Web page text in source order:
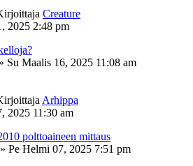
Creature
2025 2:48 pm
» Su Maalis 16, 2025 11:08 am
Arhippa
2025 11:30 am
polttoaineen mittaus
» Pe Helmi 07, 2025 7:51 pm